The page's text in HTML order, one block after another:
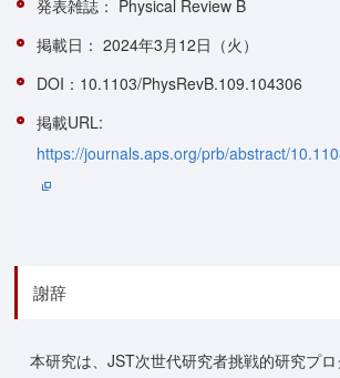
発表雑誌： Physical Review B
掲載日： 2024年3月12日（火）
DOI：10.1103/PhysRevB.109.104306
掲載URL:
https://journals.aps.org/prb/abstract/
謝辞
本研究は、JST次世代研究者挑戦的研究プ